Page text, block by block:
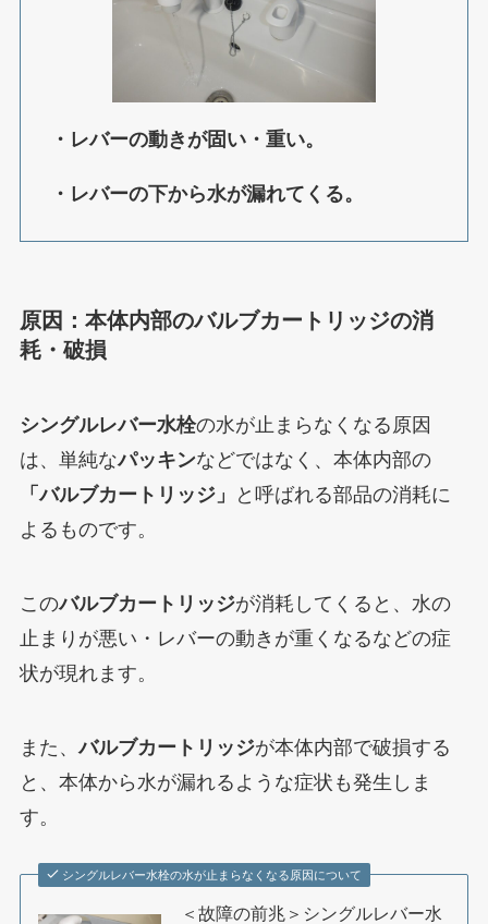
・レバーの動きが固い・重い。
・レバーの下から水が漏れてくる。
原因：本体内部のバルブカートリッジの消
耗・破損
シングルレバー水栓の水が止まらなくなる原因
は、単純なパッキンなどではなく、本体内部の
「バルブカートリッジ」
と呼ばれる部品の消耗に
よるものです。
このバルブカートリッジが消耗してくると、水の
止まりが悪い・レバーの動きが重くなるなどの症
状が現れます。
また、バルブカートリッジが本体内部で破損する
と、本体から水が漏れるような症状も発生しま
す。
シングルレバー水栓の水が止まらなくなる原因について
＜故障の前兆＞シングルレバー水